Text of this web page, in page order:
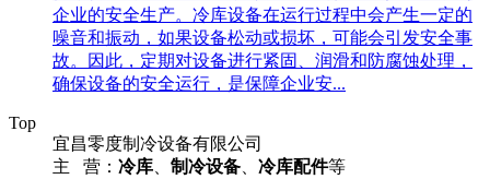
企业的安全生产。冷库设备在运行过程中会产生一定的
噪音和振动，如果设备松动或损坏，可能会引发安全事
故。因此，定期对设备进行紧固、润滑和防腐蚀处理，
确保设备的安全运行，是保障企业安...
Top
宜昌零度制冷设备有限公司
主 营： 冷库 制冷设备 冷库配件等